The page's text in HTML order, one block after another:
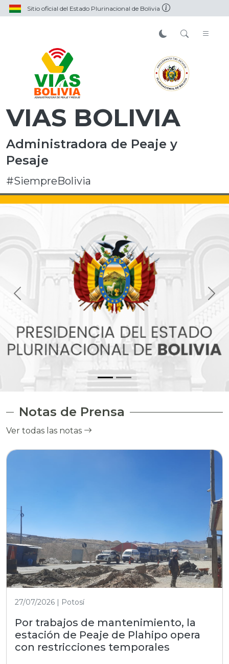
Sitio oficial del Estado Plurinacional de Bolivia
VIAS BOLIVIA
Administradora de Peaje y
Pesaje
#SiempreBolivia
Notas de Prensa
Ver todas las notas
27/07/2026 | Potosí
Por trabajos de mantenimiento, la
estación de Peaje de Plahipo opera
con restricciones temporales